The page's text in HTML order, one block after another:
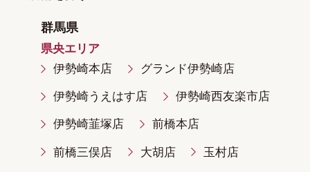
群馬県
県央エリア
伊勢崎本店
グランド伊勢崎店
伊勢崎うえはす店 伊勢崎西友楽市店
伊勢崎韮塚店 前橋本店
前橋三俣店 大胡店 玉村店